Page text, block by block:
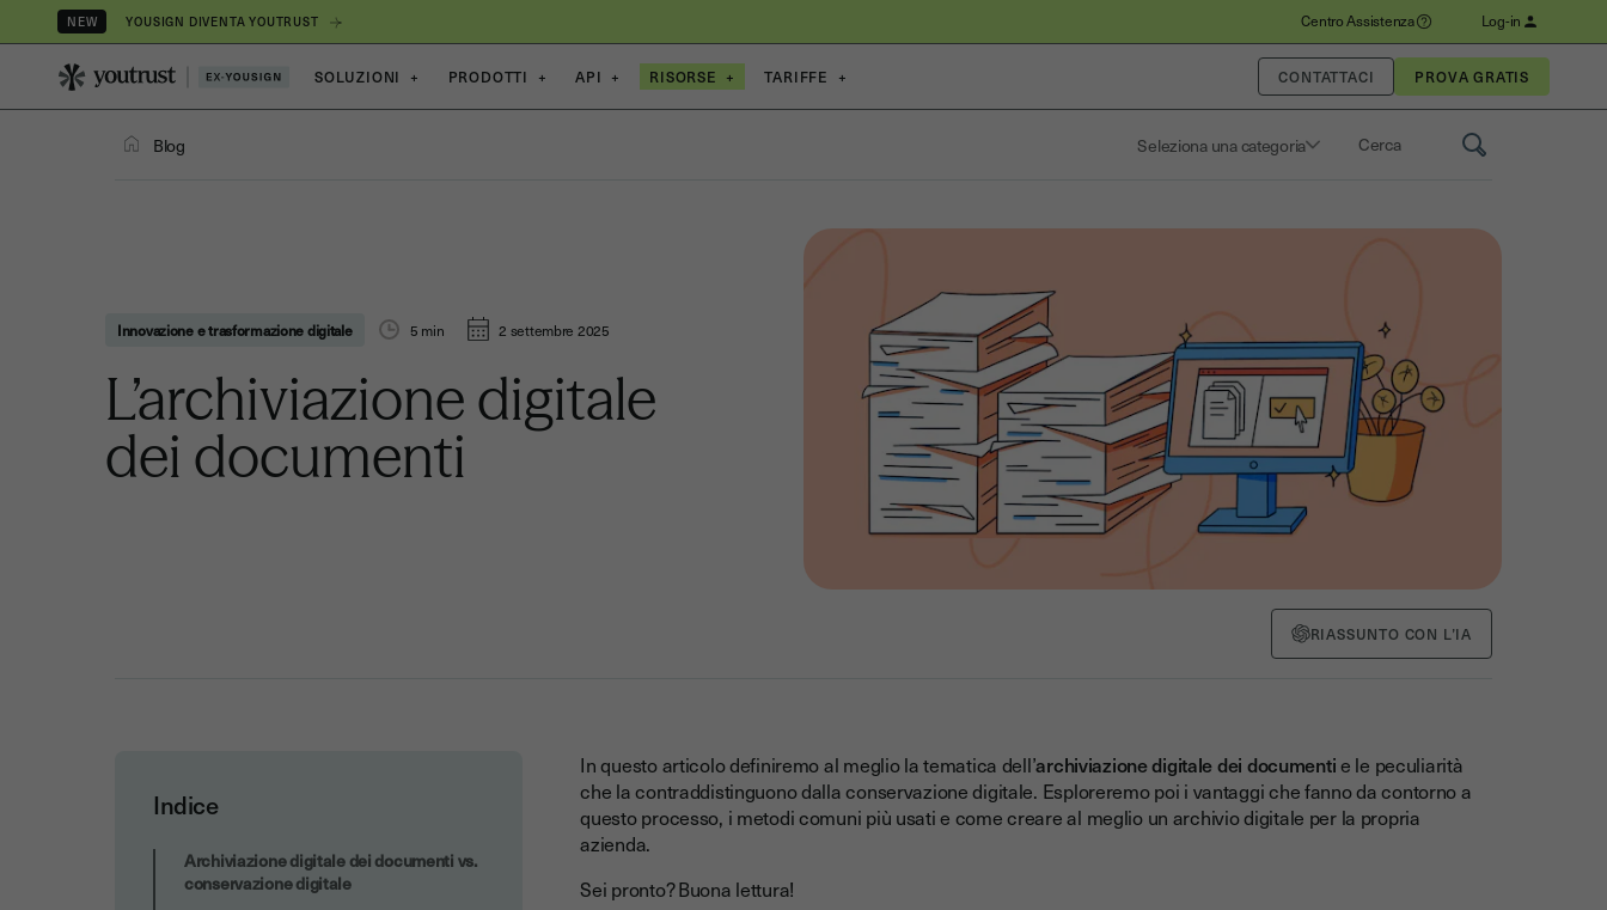
NEW YOUSIGN DIVENTA YOUTRUST Centro Assistenza Log-in
SOLUZIONI + PRODOTTI + API + RISORSE + TARIFFE + CONTATTACI
Blog Seleziona una categoria Saisissez un terme pour
Innovazione e trasformazione digitale 5 min 2 settembre 2025
L’archiviazione digitale
dei documenti
RIASSUNTO CON L’IA
Indice
L’archiviazione digitale dei documenti e
Youtrust
Archiviazione digitale dei documenti vs.
conservazione digitale
In questo articolo definiremo al meglio la tematica dell’archiviazione digitale dei documentie le peculiarità
che la contraddistinguono dalla conservazione digitale. Esploreremo poi i vantaggi che fanno da contorno a
questo processo, i metodi comuni più usati e come creare al meglio un archivio digitale per la propria
azienda.
Sei pronto? Buona lettura!